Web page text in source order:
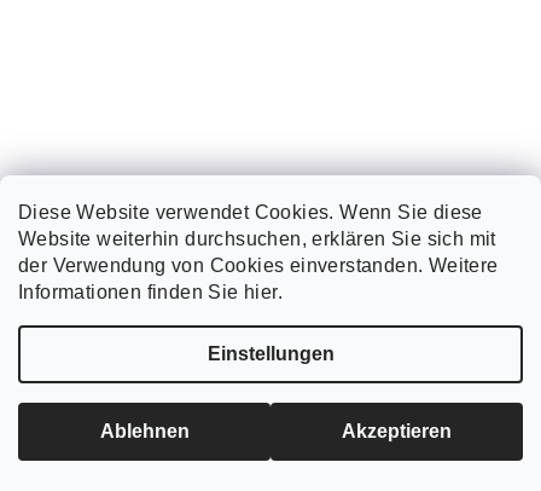
Diese Website verwendet Cookies. Wenn Sie diese
Website weiterhin durchsuchen, erklären Sie sich mit
der Verwendung von Cookies einverstanden. Weitere
Informationen finden Sie hier.
Einstellungen
Ablehnen Akzeptieren
EICHE – FEINES HOLZSPÄNEN ZUM RÄUCHERN 500g
Verkaufspreis:
€5 / 500 g
In den Warenkorb